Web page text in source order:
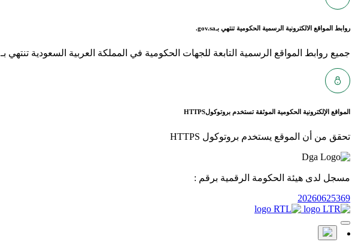
روابط المواقع الالكترونية الرسمية الحكومية تنتهي بـgov.sa.
جميع روابط المواقع الرسمية التابعة للجهات الحكومية في المملكة العربية السعودية تنتهي بـ gov.sa
المواقع الإلكترونية الحكومية الموثقة تستخدم بروتوكولHTTPS
تحقق من أن الموقع يستخدم بروتوكول HTTPS
مسجل لدى هيئة الحكومة الرقمية برقم :
20260625369